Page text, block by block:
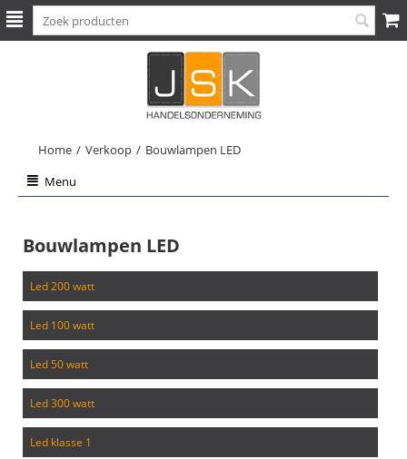
Home / Verkoop / Bouwlampen LED
Menu
Bouwlampen LED
led 200 watt
led 100 watt
led 50 watt
led 300 watt
led klasse 1